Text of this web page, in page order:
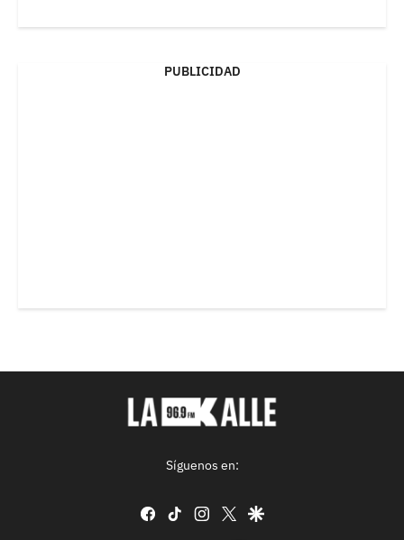
PUBLICIDAD
Síguenos en:
facebook
tiktok instagram
twittergoogle